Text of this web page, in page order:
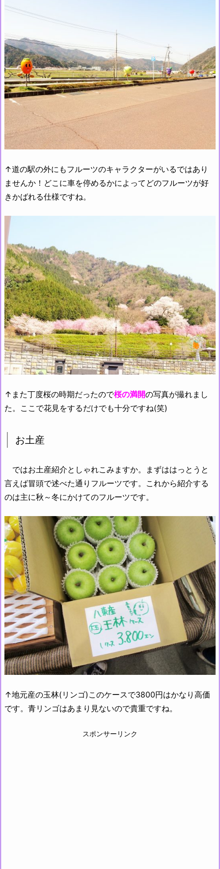
↑道の駅の外にもフルーツのキャラクターがいるではあり
ませんか！どこに車を停めるかによってどのフルーツが好
きかばれる仕様ですね。
↑また丁度桜の時期だったので桜の満開の写真が撮れまし
た。ここで花見をするだけでも十分ですね(笑)
お土産
ではお土産紹介としゃれこみますか。まずははっとうと
言えば冒頭で述べた通りフルーツです。これから紹介する
のは主に秋～冬にかけてのフルーツです。
↑地元産の玉林(リンゴ)このケースで3800円はかなり高価
です。青リンゴはあまり見ないので貴重ですね。
スポンサーリンク